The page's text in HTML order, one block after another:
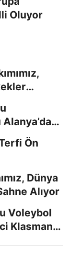
Oluyor
Ön
Dünya
Alıyor
Voleybol
Klasman